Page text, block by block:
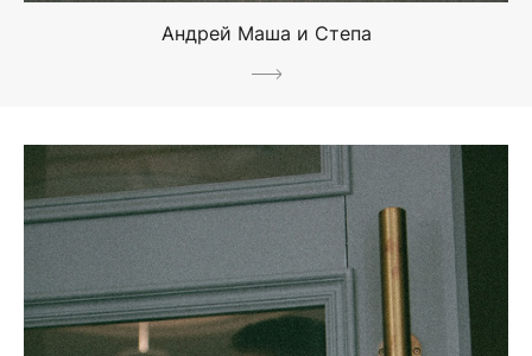
Андрей Маша и Степа